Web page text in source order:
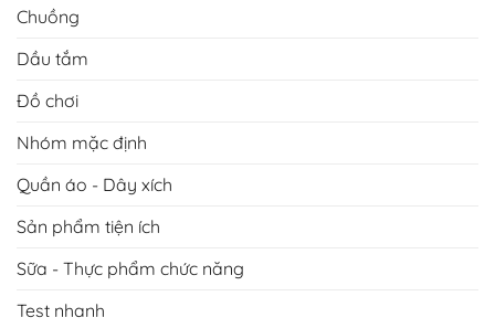
Chuồng
Dầu tắm
Đồ chơi
Nhóm mặc định
Quần áo - Dây xích
Sản phẩm tiện ích
Sữa - Thực phẩm chức năng
Test nhanh